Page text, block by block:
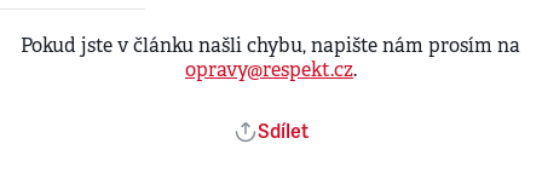
Pokud jste v článku našli chybu, napište nám prosím na
opravy@respekt.cz.
Sdílet